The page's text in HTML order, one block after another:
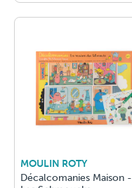
MOULIN ROTY
Décalcomanies Maison -